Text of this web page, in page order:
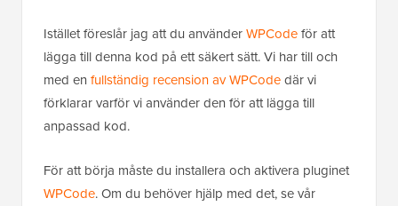
Istället föreslår jag att du använderWPCodeför att
lägga till denna kod på ett säkert sätt. Vi har till och
med en fullständig recension av WPCodedär vi
förklarar varför vi använder den för att lägga till
anpassad kod.
För att börja måste du installera och aktivera pluginet
WPCode. Om du behöver hjälp med det, se vår